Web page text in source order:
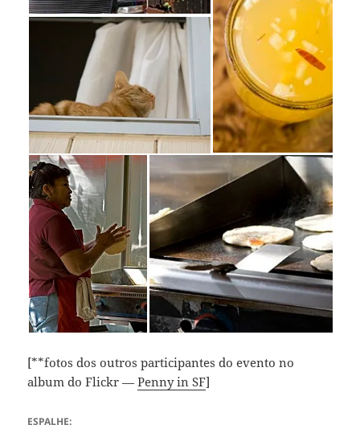
[**fotos dos outros participantes do evento no
album do Flickr —Penny in SF]
ESPALHE: